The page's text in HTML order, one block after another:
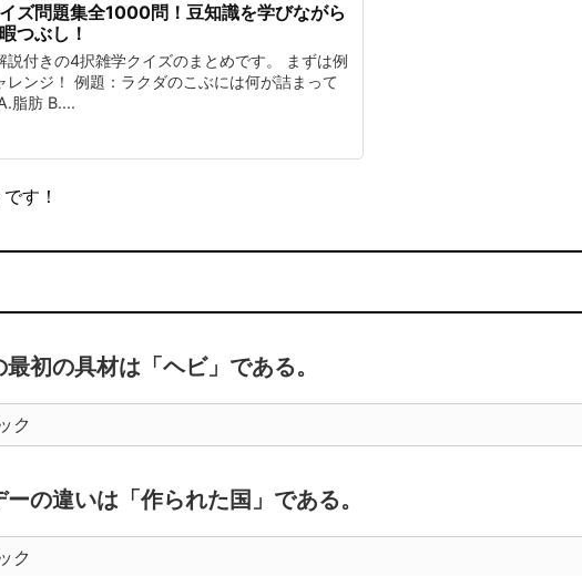
ズ問題集全1000問！豆知識を学びながら
つぶし！
説付きの4択雑学クイズのまとめです。 まずは例
レンジ！ 例題：ラクダのこぶには何が詰まって
脂肪 B....
す！
初の具材は「ヘビ」である。
ク
の違いは「作られた国」である。
ク